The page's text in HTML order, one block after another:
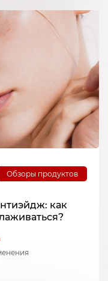
Обзоры продуктов
как